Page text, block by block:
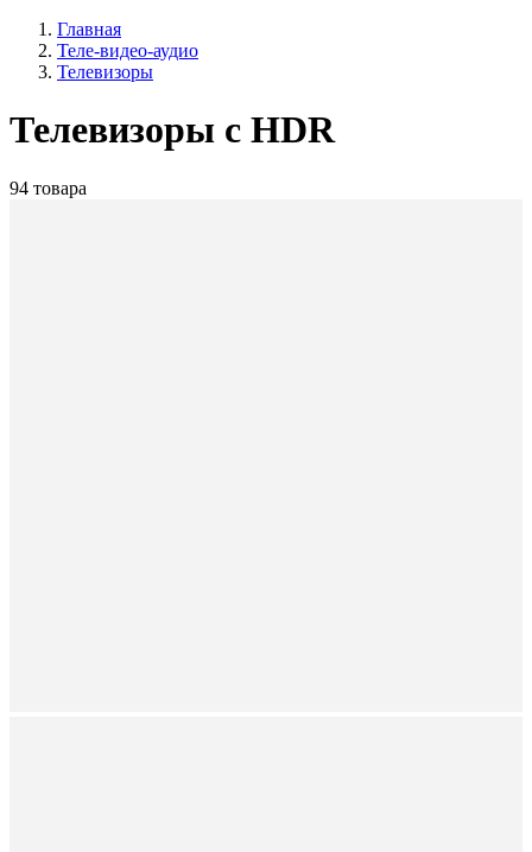
Главная
Теле-видео-аудио
Телевизоры
Телевизоры с HDR
94 товара